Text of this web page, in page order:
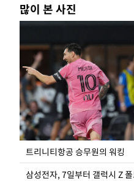
많이 본 사진
트리니티항공 승무원의 워킹